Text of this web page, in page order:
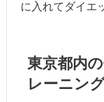
に入れてダイエ
東京都内
レーニン